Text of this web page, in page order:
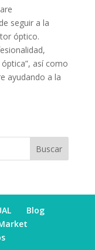
seguir a la
óptico.
así como
ayudando a la
Buscar
Blog